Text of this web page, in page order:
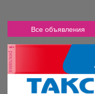
Все объявления
реклама